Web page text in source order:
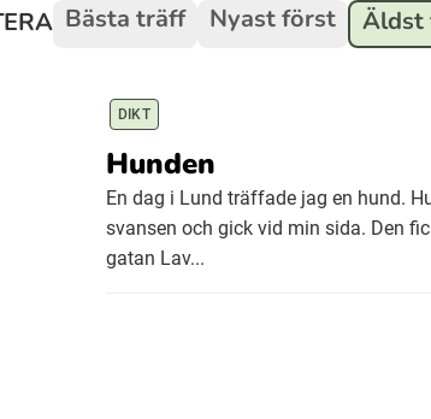
Bästa träff Nyast först Äldst
DIKT
Hunden
En dag i Lund träffade jag en hund.
svansen och gick vid min sida. Den
gatan Lav...